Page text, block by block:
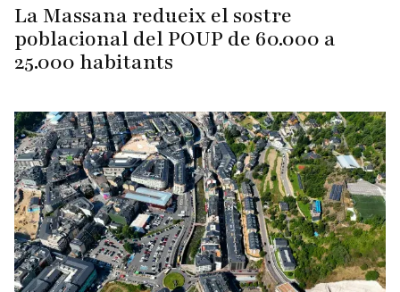
La Massana redueix el sostre
poblacional del POUP de 60.000 a
25.000 habitants